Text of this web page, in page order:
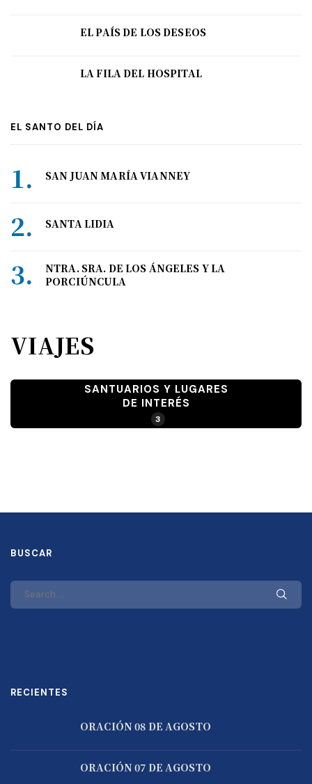
EL PAÍS DE LOS DESEOS
LA FILA DEL HOSPITAL
EL SANTO DEL DÍA
SAN JUAN MARÍA VIANNEY
SANTA LIDIA
NTRA. SRA. DE LOS ÁNGELES Y LA
PORCIÚNCULA
VIAJES
SANTUARIOS Y LUGARES
DE INTERÉS
3
BUSCAR
RECIENTES
ORACIÓN 08 DE AGOSTO
ORACIÓN 07 DE AGOSTO